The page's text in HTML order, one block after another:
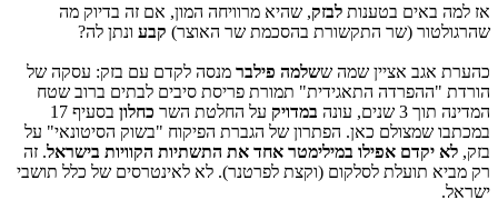
אז למה באים בטענות לבזק, שהיא מרוויחה המון, אם זה בדיוק מה
שהרגולטור (שר התקשורת בהסכמת שר האוצר) קבע ונתן לה?
כהערת אגב אציין שמה ששלמה פילבר מנסה לקדם עם בזק: עסקה של
הורדת "ההפרדה התאגידית" תמורת פריסת סיבים לבתים ברוב שטח
המדינה תוך 3 שנים, עונה
במדויק על החלטת השר כחלון
בסעיף 17
במכתבו שמצולם כאן. הפתרון של הגברת הפיקוח "בשוק הסיטונאי" על
בזק, לא יקדם אפילו במילימטר אחד את התשתיות הקוויות בישראל. זה
רק מביא תועלת לסלקום (וקצת לפרטנר). לא לאינטרסים של כלל תושבי
ישראל.